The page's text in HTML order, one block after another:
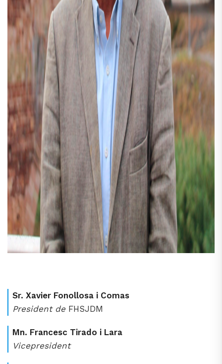
Sr. Xavier Fonollosa i Comas
President de FHSJDM
Mn. Francesc Tirado i Lara
Vicepresident